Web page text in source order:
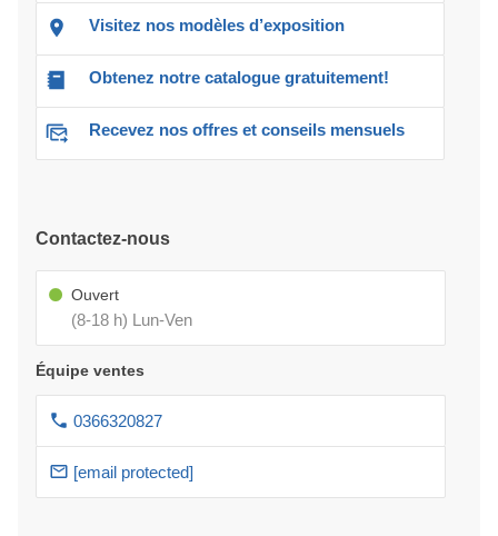
Visitez nos modèles d’exposition
Obtenez notre catalogue gratuitement!
Recevez nos offres et conseils mensuels
Contactez-nous
Ouvert
(8-18 h) Lun-Ven
Équipe ventes
0366320827
[email protected]